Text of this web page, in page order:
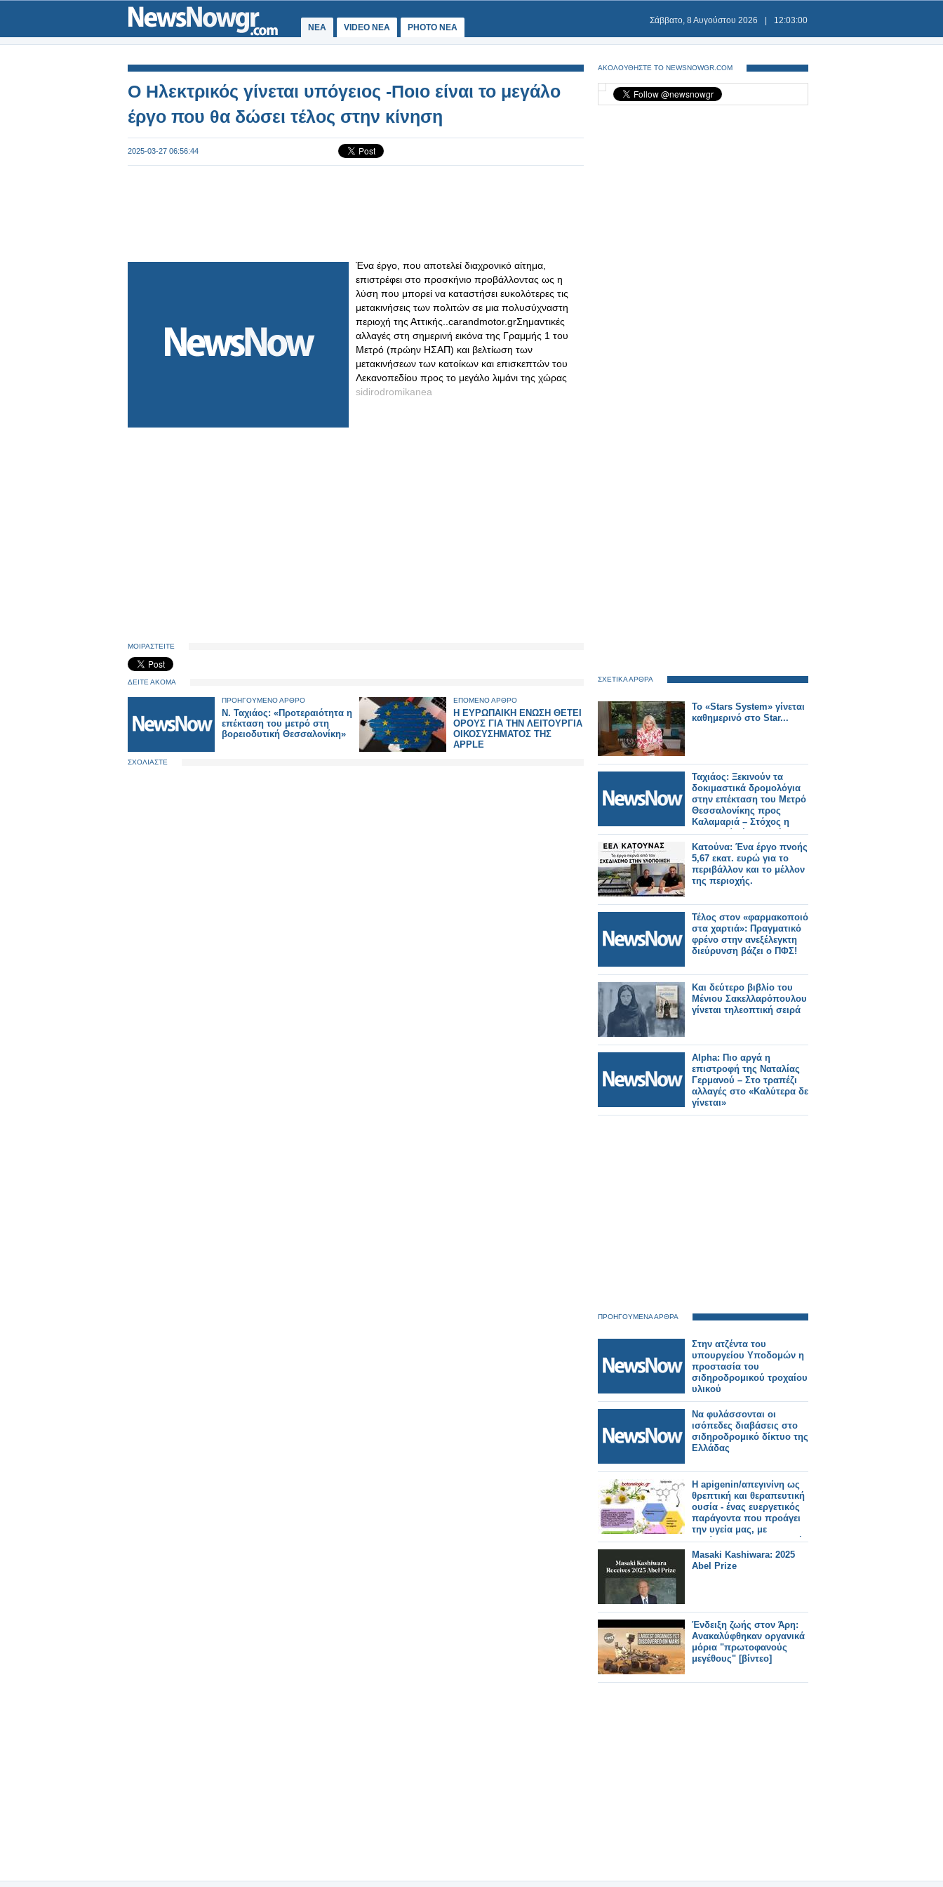
ΝΕΑ VIDEO NEA PHOTO NEA
Σάββατο, 8 Αυγούστου 2026 12:03:00
Ο Hλεκτρικός γίνεται υπόγειος -Ποιο είναι το μεγάλο
έργο που θα δώσει τέλος στην κίνηση
2025-03-27 06:56:44
Ένα έργο, που αποτελεί διαχρονικό αίτημα,
επιστρέφει στο προσκήνιο προβάλλοντας ως η
λύση που μπορεί να καταστήσει ευκολότερες τις
μετακινήσεις των πολιτών σε μια πολυσύχναστη
περιοχή της Αττικής..carandmotor.grΣημαντικές
αλλαγές στη σημερινή εικόνα της Γραμμής 1 του
Μετρό (πρώην ΗΣΑΠ) και βελτίωση των
μετακινήσεων των κατοίκων και επισκεπτών του
Λεκανοπεδίου προς το μεγάλο λιμάνι της χώρας
sidirodromikanea
ΜΟΙΡΑΣΤΕΙΤΕ
ΔΕΙΤΕ ΑΚΟΜΑ
ΠΡΟΗΓΟΥΜΕΝΟ ΑΡΘΡΟ
Ν. Ταχιάος: «Προτεραιότητα η
επέκταση του μετρό στη
βορειοδυτική Θεσσαλονίκη»
ΕΠΟΜΕΝΟ ΑΡΘΡΟ
Η ΕΥΡΩΠΑΙΚΗ ΕΝΩΣΗ ΘΕΤΕΙ
ΟΡΟΥΣ ΓΙΑ ΤΗΝ ΛΕΙΤΟΥΡΓΙΑ
ΟΙΚΟΣΥΣΗΜΑΤΟΣ ΤΗΣ
APPLE
ΣΧΟΛΙΑΣΤΕ
ΑΚΟΛΟΥΘΗΣΤΕ ΤΟ NEWSNOWGR.COM
ΣΧΕΤΙΚΑ ΑΡΘΡΑ
Το «Stars System» γίνεται
καθημερινό στο Star...
Ταχιάος: Ξεκινούν τα
δοκιμαστικά δρομολόγια
στην επέκταση του Μετρό
Θεσσαλονίκης προς
Καλαμαριά – Στόχος η
λειτουργία έως το τέλος
του μήνα.
Κατούνα: Ένα έργο πνοής
5,67 εκατ. ευρώ για το
περιβάλλον και το μέλλον
της περιοχής.
Τέλος στον «φαρμακοποιό
στα χαρτιά»: Πραγματικό
φρένο στην ανεξέλεγκτη
διεύρυνση βάζει ο ΠΦΣ!
Και δεύτερο βιβλίο του
Μένιου Σακελλαρόπουλου
γίνεται τηλεοπτική σειρά
Alpha: Πιο αργά η
επιστροφή της Ναταλίας
Γερμανού – Στο τραπέζι
αλλαγές στο «Καλύτερα δε
γίνεται»
ΠΡΟΗΓΟΥΜΕΝΑ ΑΡΘΡΑ
Στην ατζέντα του
υπουργείου Υποδομών η
προστασία του
σιδηροδρομικού τροχαίου
υλικού
Να φυλάσσονται οι
ισόπεδες διαβάσεις στο
σιδηροδρομικό δίκτυο της
Ελλάδας
Η apigenin/απεγινίνη ως
θρεπτική και θεραπευτική
ουσία - ένας ευεργετικός
παράγοντα που προάγει
την υγεία μας, με
πανίσχυρη αντικαρκινική
δράση
Masaki Kashiwara: 2025
Abel Prize
Ένδειξη ζωής στον Άρη:
Ανακαλύφθηκαν οργανικά
μόρια "πρωτοφανούς
μεγέθους" [βίντεο]